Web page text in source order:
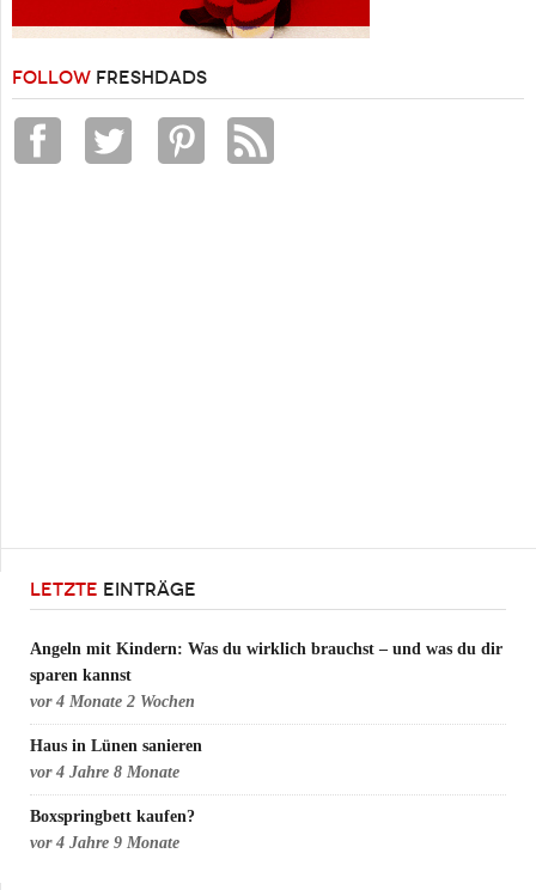
FOLLOW FRESHDADS
LETZTE EINTRÄGE
Angeln mit Kindern: Was du wirklich brauchst – und was du dir
sparen kannst
vor 4 Monate 2 Wochen
Haus in Lünen sanieren
vor 4 Jahre 8 Monate
Boxspringbett kaufen?
vor 4 Jahre 9 Monate